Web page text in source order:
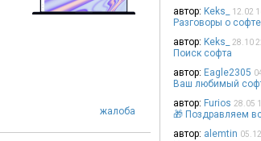
жалоба
автор: Keks_ 12.02
Разговоры о
автор: Keks_ 28.10
Поиск софта
автор: Eagle2305
Ваш любимый
автор: Furios 28.05
🎁 Поздравляем
автор: alemtin